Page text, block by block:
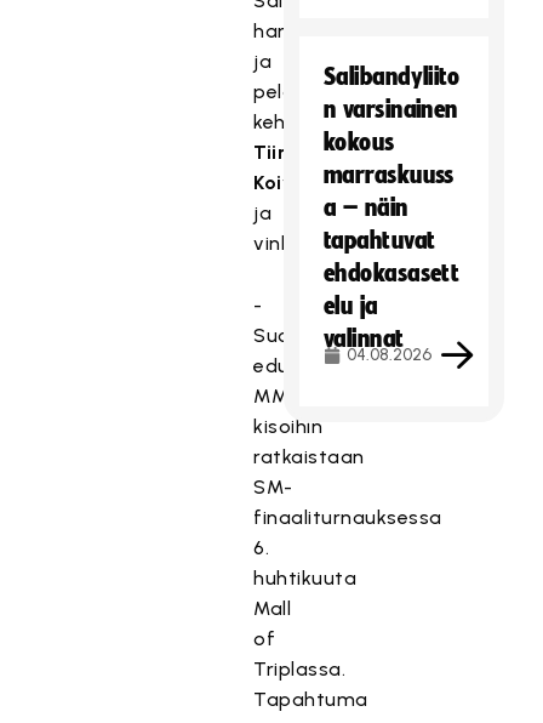
harrastamisen
ja
pelaamisen
kehityspäällikkö
Tiina
Koivisto
ja
vinkkaa:
-
Suomen
edustajat
MM-
kisoihin
ratkaistaan
SM-
finaaliturnauksessa
6.
huhtikuuta
Mall
of
Triplassa.
Tapahtuma
Salibandyliito
n varsinainen
kokous
marraskuuss
a – näin
tapahtuvat
ehdokasasett
elu ja
valinnat
04.08.2026